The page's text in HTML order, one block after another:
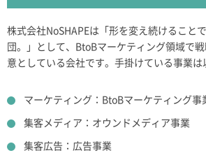
株式会社NoSHAPEは「形を変え続けること
団。」として、BtoBマーケティング領域で
意としている会社です。手掛けている事業は
マーケティング：BtoBマーケティング事
集客メディア：オウンドメディア事業
集客広告：広告事業